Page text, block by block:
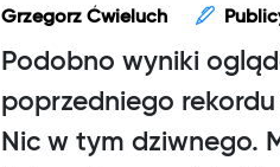
Grzegorz Ćwieluch
Podobno wyniki
poprzedniego rekordu
Nic w tym dziwnego.